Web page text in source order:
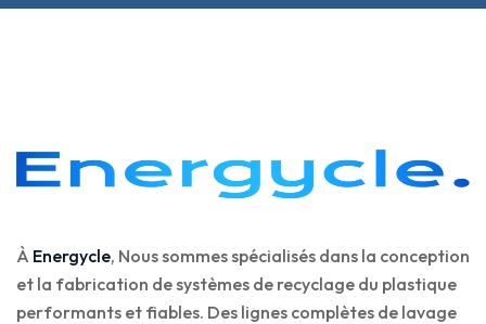
À Energycle, Nous sommes spécialisés dans la conception
et la fabrication de systèmes de recyclage du plastique
performants et fiables. Des lignes complètes de lavage